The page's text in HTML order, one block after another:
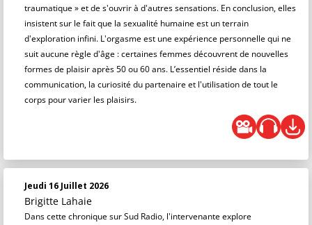
traumatique » et de s'ouvrir à d'autres sensations. En conclusion, elles
insistent sur le fait que la sexualité humaine est un terrain
d'exploration infini. L'orgasme est une expérience personnelle qui ne
suit aucune règle d'âge : certaines femmes découvrent de nouvelles
formes de plaisir après 50 ou 60 ans. L’essentiel réside dans la
communication, la curiosité du partenaire et l'utilisation de tout le
corps pour varier les plaisirs.
Jeudi 16 Juillet 2026
Brigitte Lahaie
Dans cette chronique sur Sud Radio, l'intervenante explore